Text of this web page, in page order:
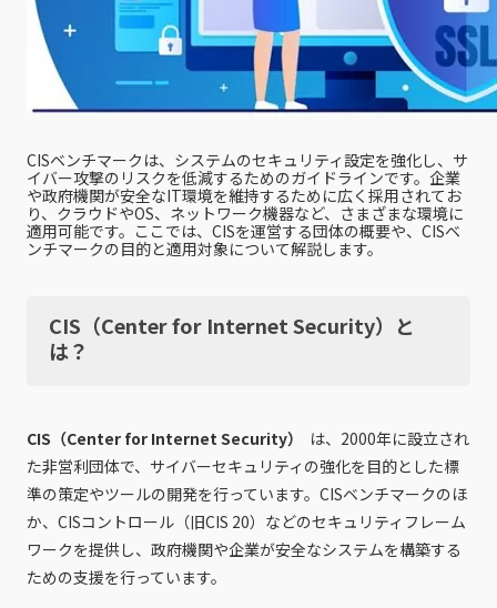
CISベンチマークは、システムのセキュリティ設定を強化し、サ
イバー攻撃のリスクを低減するためのガイドラインです。企業
や政府機関が安全なIT環境を維持するために広く採用されてお
り、クラウドやOS、ネットワーク機器など、さまざまな環境に
適用可能です。ここでは、CISを運営する団体の概要や、CISベ
ンチマークの目的と適用対象について解説します。
CIS（Center for Internet Security）と
は？
CIS（Center for Internet Security）
は、2000年に設立され
た非営利団体で、サイバーセキュリティの強化を目的とした標
準の策定やツールの開発を行っています。CISベンチマークのほ
か、CISコントロール（旧CIS 20）などのセキュリティフレーム
ワークを提供し、政府機関や企業が安全なシステムを構築する
ための支援を行っています。